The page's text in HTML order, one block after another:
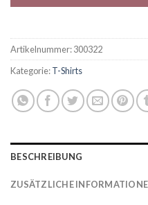
Artikelnummer:300322
Kategorie:T-Shirts
BESCHREIBUNG
ZUSÄTZLICHE